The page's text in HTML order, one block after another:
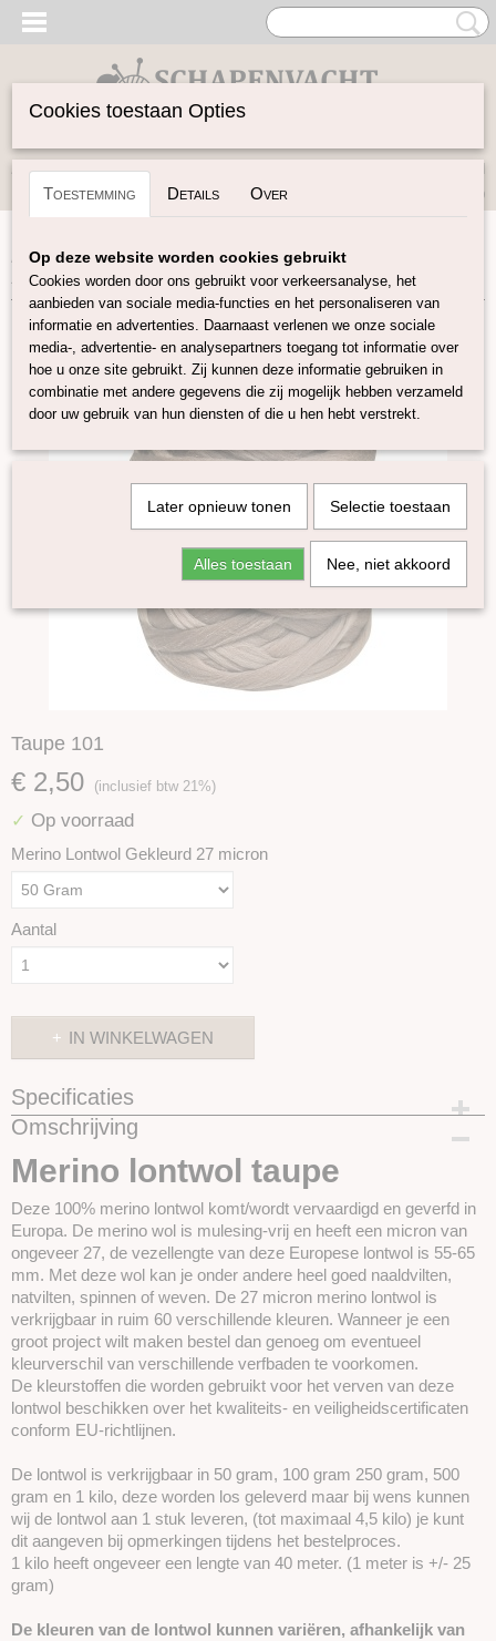
Inloggen Registreren
(0)
Home>Spinwol>Gekleurde Lontwol 27/23 mic
101
Taupe 101
€ 2,50 (inclusief btw 21%)
✓ Op voorraad
Merino Lontwol Gekleurd 27 micron
Aantal
IN WINKELWAGEN
Specificaties
Productcode
Omschrijving
Merino lontwol taupe
Deze 100% merino lontwol komt/wordt vervaardigd en geverfd in
Europa. De merino wol is mulesing-vrij en heeft een micron van
ongeveer 27, de vezellengte van deze Europese lontwol is 55-65
mm. Met deze wol kan je onder andere heel goed naaldvilten,
natvilten, spinnen of weven. De 27 micron merino lontwol is
verkrijgbaar in ruim 60 verschillende kleuren. Wanneer je een
groot project wilt maken bestel dan genoeg om eventueel
kleurverschil van verschillende verfbaden te voorkomen.
De kleurstoffen die worden gebruikt voor het verven van deze
lontwol beschikken over het kwaliteits- en veiligheidscertificaten
conform EU-richtlijnen.
De lontwol is verkrijgbaar in 50 gram, 100 gram 250 gram, 500
gram en 1 kilo, deze worden los geleverd maar bij wens kunnen
wij de lontwol aan 1 stuk leveren, (tot maximaal 4,5 kilo) je kunt
dit aangeven bij opmerkingen tijdens het bestelproces.
1 kilo heeft ongeveer een lengte van 40 meter. (1 meter is +/- 25
gram)
De kleuren van de lontwol kunnen variëren, afhankelijk van
Cookies toestaan Opties
Toestemming Details Over
Op deze website worden cookies gebruikt
Cookies worden door ons gebruikt voor verkeersanalyse, het
aanbieden van sociale media-functies en het personaliseren van
informatie en advertenties. Daarnaast verlenen we onze sociale
media-, advertentie- en analysepartners toegang tot informatie over
hoe u onze site gebruikt. Zij kunnen deze informatie gebruiken in
combinatie met andere gegevens die zij mogelijk hebben verzameld
door uw gebruik van hun diensten of die u hen hebt verstrekt.
Later opnieuw tonen Selectie toestaan
Alles toestaan Nee, niet akkoord